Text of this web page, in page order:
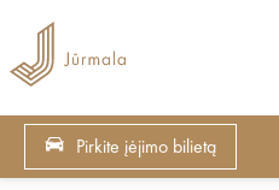
Pirkite įėjimo bilietą